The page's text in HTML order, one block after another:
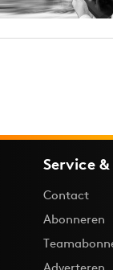
Service
Contact
Abonneren